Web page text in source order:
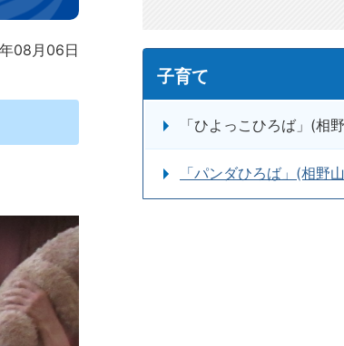
08月06日
子育て
「ひよっこひろば」(相
「パンダひろば」(相野